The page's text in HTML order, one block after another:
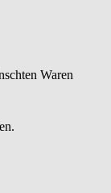
Waren